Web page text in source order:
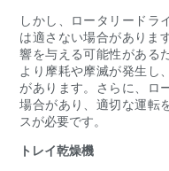
しかし、ロータリードラ
は適さない場合がありま
響を与える可能性がある
より摩耗や摩滅が発生し
があります。さらに、ロ
場合があり、適切な運転
スが必要です。
トレイ乾燥機